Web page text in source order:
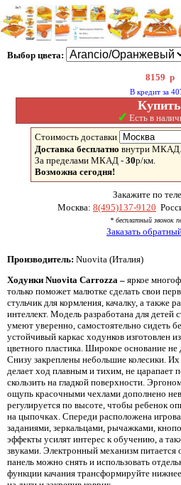
Выбор цвета:
8159 р
В кредит за
Купить
✓ Есть в
Стоимость доставки
Доставка бесплатно внутри МКАД.
За пределами МКАД - 30р/км.
Возможна сегодня!
Закажите по
Москва: 8(495)137-9120
* бесплатный звонок
Заказать
Производитель: Nuovita (Италия)
Ходунки Nuovita Carrozza – яркое
только поможет малютке сделать свои
стульчик для кормления, качалку, а также
интеллект. Модель разработана для детей
умеют уверенно, самостоятельно сидеть
устойчивый каркас ходунков изготовлен
цветного пластика. Широкое основание не
Снизу закреплены небольшие колесики.
делает ход плавным и тихим, не царапает
скользить на гладкой поверхности.
ощупь красочными чехлами дополнено
регулируется по высоте, чтобы ребенок
на цыпочках. Спереди расположена
заданиями, зеркальцами, рычажками,
эффекты усилят интерес к обучению, а
звуками. Электронный механизм питается
панель можно снять и использовать
функции качания трансформируйте